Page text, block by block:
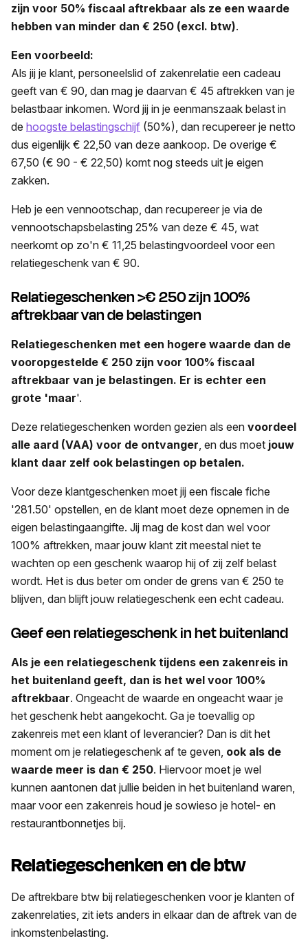
zijn voor 50% fiscaal aftrekbaar als ze een waarde
hebben van minder dan € 250 (excl. btw).
Een voorbeeld:
Als jij je klant, personeelslid of zakenrelatie een cadeau
geeft van € 90, dan mag je daarvan € 45 aftrekken van je
belastbaar inkomen. Word jij in je eenmanszaak belast in
de hoogste belastingschijf (50%), dan recupereer je netto
dus eigenlijk € 22,50 van deze aankoop. De overige €
67,50 (€ 90 - € 22,50) komt nog steeds uit je eigen
zakken.
Heb je een vennootschap, dan recupereer je via de
vennootschapsbelasting 25% van deze € 45, wat
neerkomt op zo'n € 11,25 belastingvoordeel voor een
relatiegeschenk van € 90.
Relatiegeschenken >€ 250 zijn 100%
aftrekbaar van de belastingen
Relatiegeschenken met een hogere waarde dan de
vooropgestelde € 250 zijn voor 100% fiscaal
aftrekbaar van je belastingen. Er is echter een
grote 'maar'.
Deze relatiegeschenken worden gezien als een voordeel
alle aard (VAA) voor de ontvanger , en dus moet jouw
klant daar zelf ook belastingen op betalen.
Voor deze klantgeschenken moet jij een fiscale fiche
'281.50' opstellen, en de klant moet deze opnemen in de
eigen belastingaangifte. Jij mag de kost dan wel voor
100% aftrekken, maar jouw klant zit meestal niet te
wachten op een geschenk waarop hij of zij zelf belast
wordt. Het is dus beter om onder de grens van € 250 te
blijven, dan blijft jouw relatiegeschenk een echt cadeau.
Geef een relatiegeschenk in het buitenland
Als je een relatiegeschenk tijdens een zakenreis in
het buitenland geeft, dan is het wel voor 100%
aftrekbaar. Ongeacht de waarde en ongeacht waar je
het geschenk hebt aangekocht. Ga je toevallig op
zakenreis met een klant of leverancier? Dan is dit het
moment om je relatiegeschenk af te geven, ook als de
waarde meer is dan € 250. Hiervoor moet je wel
kunnen aantonen dat jullie beiden in het buitenland waren,
maar voor een zakenreis houd je sowieso je hotel- en
restaurantbonnetjes bij.
Relatiegeschenken en de btw
De aftrekbare btw bij relatiegeschenken voor je klanten of
zakenrelaties, zit iets anders in elkaar dan de aftrek van de
inkomstenbelasting.